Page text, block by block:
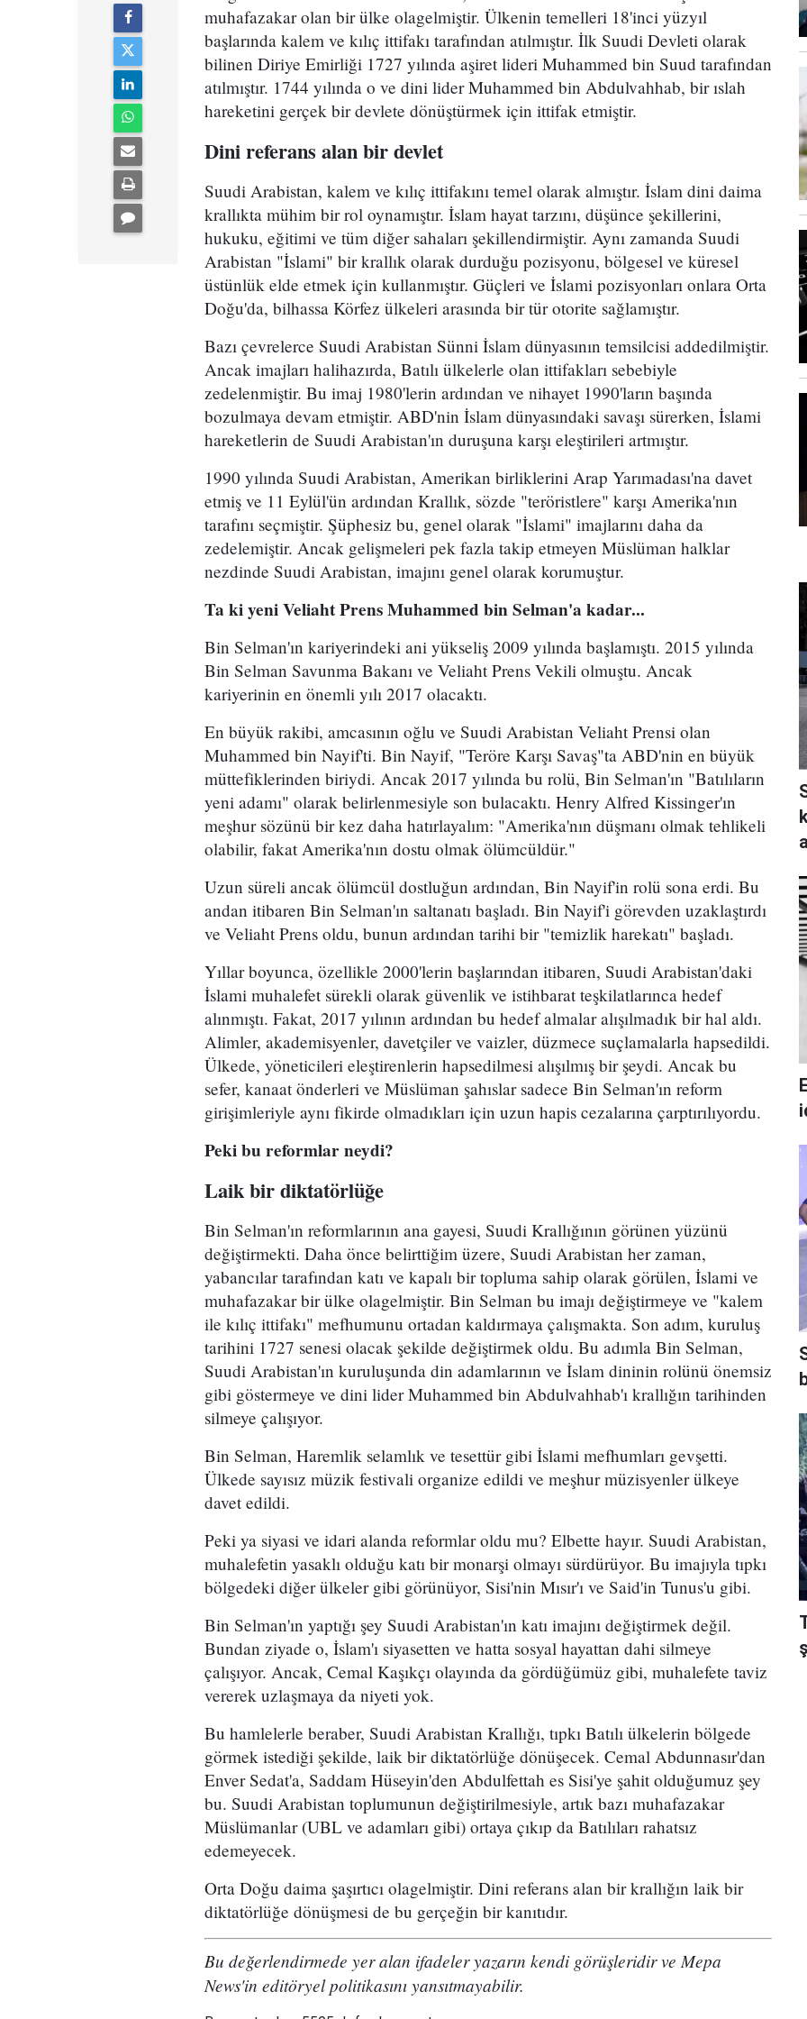
muhafazakar olan bir ülke olagelmiştir. Ülkenin temelleri 18'inci yüzyıl
başlarında kalem ve kılıç ittifakı tarafından atılmıştır. İlk Suudi Devleti olarak
bilinen Diriye Emirliği 1727 yılında aşiret lideri Muhammed bin Suud tarafından
atılmıştır. 1744 yılında o ve dini lider Muhammed bin Abdulvahhab, bir ıslah
hareketini gerçek bir devlete dönüştürmek için ittifak etmiştir.
Dini referans alan bir devlet
Suudi Arabistan, kalem ve kılıç ittifakını temel olarak almıştır. İslam dini daima
krallıkta mühim bir rol oynamıştır. İslam hayat tarzını, düşünce şekillerini,
hukuku, eğitimi ve tüm diğer sahaları şekillendirmiştir. Aynı zamanda Suudi
Arabistan "İslami" bir krallık olarak durduğu pozisyonu, bölgesel ve küresel
üstünlük elde etmek için kullanmıştır. Güçleri ve İslami pozisyonları onlara Orta
Doğu'da, bilhassa Körfez ülkeleri arasında bir tür otorite sağlamıştır.
Bazı çevrelerce Suudi Arabistan Sünni İslam dünyasının temsilcisi addedilmiştir.
Ancak imajları halihazırda, Batılı ülkelerle olan ittifakları sebebiyle
zedelenmiştir. Bu imaj 1980'lerin ardından ve nihayet 1990'ların başında
bozulmaya devam etmiştir. ABD'nin İslam dünyasındaki savaşı sürerken, İslami
hareketlerin de Suudi Arabistan'ın duruşuna karşı eleştirileri artmıştır.
1990 yılında Suudi Arabistan, Amerikan birliklerini Arap Yarımadası'na davet
etmiş ve 11 Eylül'ün ardından Krallık, sözde "teröristlere" karşı Amerika'nın
tarafını seçmiştir. Şüphesiz bu, genel olarak "İslami" imajlarını daha da
zedelemiştir. Ancak gelişmeleri pek fazla takip etmeyen Müslüman halklar
nezdinde Suudi Arabistan, imajını genel olarak korumuştur.
Ta ki yeni Veliaht Prens Muhammed bin Selman'a kadar...
Bin Selman'ın kariyerindeki ani yükseliş 2009 yılında başlamıştı. 2015 yılında
Bin Selman Savunma Bakanı ve Veliaht Prens Vekili olmuştu. Ancak
kariyerinin en önemli yılı 2017 olacaktı.
En büyük rakibi, amcasının oğlu ve Suudi Arabistan Veliaht Prensi olan
Muhammed bin Nayif'ti. Bin Nayif, "Teröre Karşı Savaş"ta ABD'nin en büyük
müttefiklerinden biriydi. Ancak 2017 yılında bu rolü, Bin Selman'ın "Batılıların
yeni adamı" olarak belirlenmesiyle son bulacaktı. Henry Alfred Kissinger'ın
meşhur sözünü bir kez daha hatırlayalım: "Amerika'nın düşmanı olmak tehlikeli
olabilir, fakat Amerika'nın dostu olmak ölümcüldür."
Uzun süreli ancak ölümcül dostluğun ardından, Bin Nayif'in rolü sona erdi. Bu
andan itibaren Bin Selman'ın saltanatı başladı. Bin Nayif'i görevden uzaklaştırdı
ve Veliaht Prens oldu, bunun ardından tarihi bir "temizlik harekatı" başladı.
Yıllar boyunca, özellikle 2000'lerin başlarından itibaren, Suudi Arabistan'daki
İslami muhalefet sürekli olarak güvenlik ve istihbarat teşkilatlarınca hedef
alınmıştı. Fakat, 2017 yılının ardından bu hedef almalar alışılmadık bir hal aldı.
Alimler, akademisyenler, davetçiler ve vaizler, düzmece suçlamalarla hapsedildi.
Ülkede, yöneticileri eleştirenlerin hapsedilmesi alışılmış bir şeydi. Ancak bu
sefer, kanaat önderleri ve Müslüman şahıslar sadece Bin Selman'ın reform
girişimleriyle aynı fikirde olmadıkları için uzun hapis cezalarına çarptırılıyordu.
Peki bu reformlar neydi?
Laik bir diktatörlüğe
Bin Selman'ın reformlarının ana gayesi, Suudi Krallığının görünen yüzünü
değiştirmekti. Daha önce belirttiğim üzere, Suudi Arabistan her zaman,
yabancılar tarafından katı ve kapalı bir topluma sahip olarak görülen, İslami ve
muhafazakar bir ülke olagelmiştir. Bin Selman bu imajı değiştirmeye ve "kalem
ile kılıç ittifakı" mefhumunu ortadan kaldırmaya çalışmakta. Son adım, kuruluş
tarihini 1727 senesi olacak şekilde değiştirmek oldu. Bu adımla Bin Selman,
Suudi Arabistan'ın kuruluşunda din adamlarının ve İslam dininin rolünü önemsiz
gibi göstermeye ve dini lider Muhammed bin Abdulvahhab'ı krallığın tarihinden
silmeye çalışıyor.
Bin Selman, Haremlik selamlık ve tesettür gibi İslami mefhumları gevşetti.
Ülkede sayısız müzik festivali organize edildi ve meşhur müzisyenler ülkeye
davet edildi.
Peki ya siyasi ve idari alanda reformlar oldu mu? Elbette hayır. Suudi Arabistan,
muhalefetin yasaklı olduğu katı bir monarşi olmayı sürdürüyor. Bu imajıyla tıpkı
bölgedeki diğer ülkeler gibi görünüyor, Sisi'nin Mısır'ı ve Said'in Tunus'u gibi.
Bin Selman'ın yaptığı şey Suudi Arabistan'ın katı imajını değiştirmek değil.
Bundan ziyade o, İslam'ı siyasetten ve hatta sosyal hayattan dahi silmeye
çalışıyor. Ancak, Cemal Kaşıkçı olayında da gördüğümüz gibi, muhalefete taviz
vererek uzlaşmaya da niyeti yok.
Bu hamlelerle beraber, Suudi Arabistan Krallığı, tıpkı Batılı ülkelerin bölgede
görmek istediği şekilde, laik bir diktatörlüğe dönüşecek. Cemal Abdunnasır'dan
Enver Sedat'a, Saddam Hüseyin'den Abdulfettah es Sisi'ye şahit olduğumuz şey
bu. Suudi Arabistan toplumunun değiştirilmesiyle, artık bazı muhafazakar
Müslümanlar (UBL ve adamları gibi) ortaya çıkıp da Batılıları rahatsız
edemeyecek.
Orta Doğu daima şaşırtıcı olagelmiştir. Dini referans alan bir krallığın laik bir
diktatörlüğe dönüşmesi de bu gerçeğin bir kanıtıdır.
Bu değerlendirmede yer alan ifadeler yazarın kendi görüşleridir ve Mepa
News'in editöryel politikasını yansıtmayabilir.